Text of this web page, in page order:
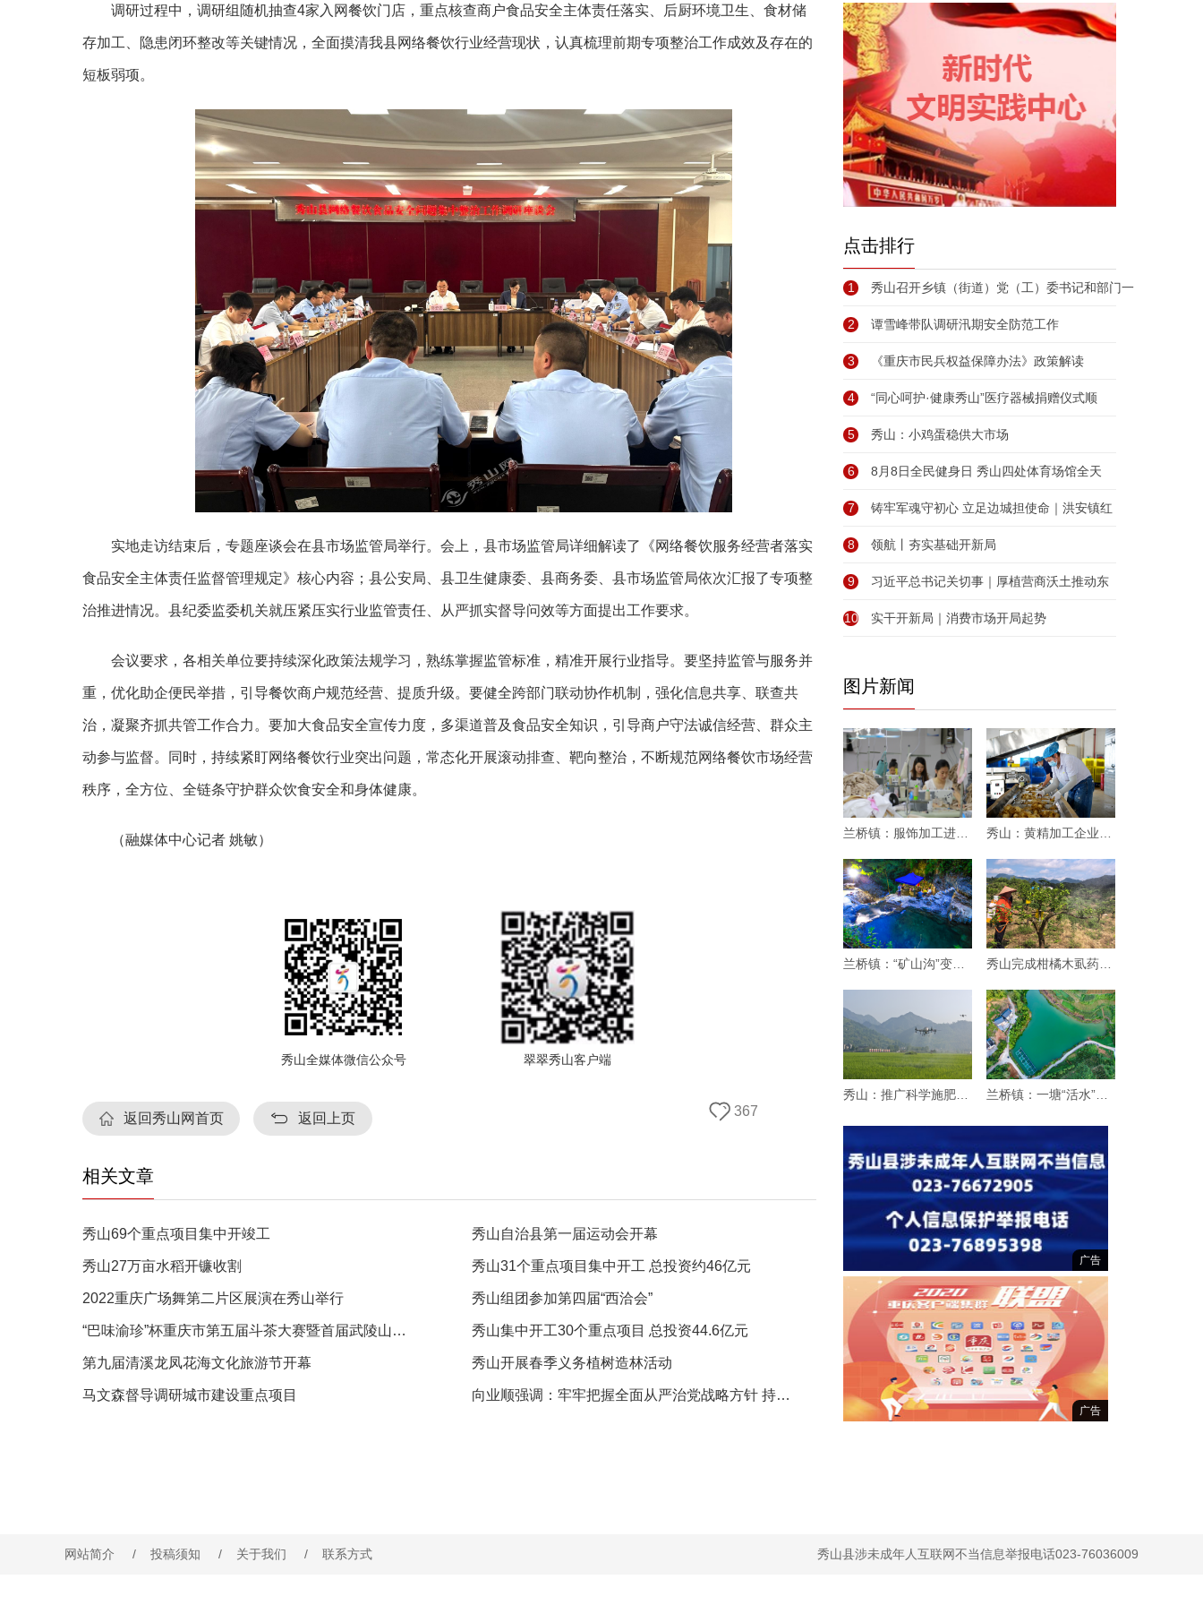
调研过程中，调研组随机抽查4家入网餐饮门店，重点核查商户食品安全主体责任落实、后厨环境卫生、食材储
存加工、隐患闭环整改等关键情况，全面摸清我县网络餐饮行业经营现状，认真梳理前期专项整治工作成效及存在的
短板弱项。
实地走访结束后，专题座谈会在县市场监管局举行。会上，县市场监管局详细解读了《网络餐饮服务经营者落实
食品安全主体责任监督管理规定》核心内容；县公安局、县卫生健康委、县商务委、县市场监管局依次汇报了专项整
治推进情况。县纪委监委机关就压紧压实行业监管责任、从严抓实督导问效等方面提出工作要求。
会议要求，各相关单位要持续深化政策法规学习，熟练掌握监管标准，精准开展行业指导。要坚持监管与服务并
重，优化助企便民举措，引导餐饮商户规范经营、提质升级。要健全跨部门联动协作机制，强化信息共享、联查共
治，凝聚齐抓共管工作合力。要加大食品安全宣传力度，多渠道普及食品安全知识，引导商户守法诚信经营、群众主
动参与监督。同时，持续紧盯网络餐饮行业突出问题，常态化开展滚动排查、靶向整治，不断规范网络餐饮市场经营
秩序，全方位、全链条守护群众饮食安全和身体健康。
（融媒体中心记者 姚敏）
秀山全媒体微信公众号 翠翠秀山客户端
返回秀山网首页 返回上页 367
相关文章
秀山69个重点项目集中开竣工 秀山自治县第一届运动会开幕
秀山27万亩水稻开镰收割 秀山31个重点项目集中开工 总投资约46亿元
2022重庆广场舞第二片区展演在秀山举行 秀山组团参加第四届“西洽会”
“巴味渝珍”杯重庆市第五届斗茶大赛暨首届武陵山茶文化节举行 秀山集中开工30个重点项目 总投资44.6亿元
第九届清溪龙凤花海文化旅游节开幕 秀山开展春季义务植树造林活动
马文森督导调研城市建设重点项目 向业顺强调：牢牢把握全面从严治党战略方针 持续打好党风廉政建设和反腐败斗争攻坚战持久战
点击排行
1 秀山召开乡镇（街道）党（工）委书记和部门一
2 谭雪峰带队调研汛期安全防范工作
3 《重庆市民兵权益保障办法》政策解读
4 “同心呵护·健康秀山”医疗器械捐赠仪式顺
5 秀山：小鸡蛋稳供大市场
6 8月8日全民健身日 秀山四处体育场馆全天
7 铸牢军魂守初心 立足边城担使命｜洪安镇红
8 领航丨夯实基础开新局
9 习近平总书记关切事｜厚植营商沃土推动东
10 实干开新局｜消费市场开局起势
图片新闻
广告
广告
网站简介 / 投稿须知 / 关于我们 / 联系方式 秀山县涉未成年人互联网不当信息举报电话023-76036009